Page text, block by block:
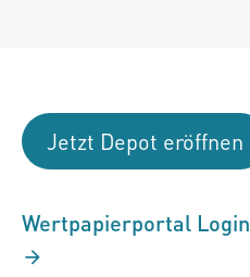
Jetzt Depot eröffnen
Wertpapierportal Login